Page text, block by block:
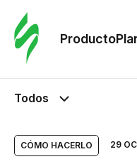
Producto
Todos
CÓMO HACERLO 29